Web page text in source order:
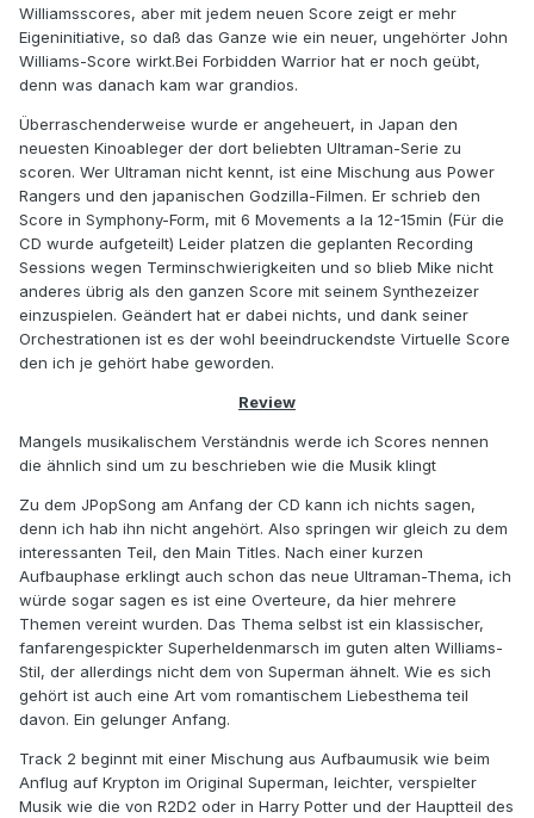
Williamsscores, aber mit jedem neuen Score zeigt er mehr
Eigeninitiative, so daß das Ganze wie ein neuer, ungehörter John
Williams-Score wirkt.Bei Forbidden Warrior hat er noch geübt,
denn was danach kam war grandios.
Überraschenderweise wurde er angeheuert, in Japan den
neuesten Kinoableger der dort beliebten Ultraman-Serie zu
scoren. Wer Ultraman nicht kennt, ist eine Mischung aus Power
Rangers und den japanischen Godzilla-Filmen. Er schrieb den
Score in Symphony-Form, mit 6 Movements a la 12-15min (Für die
CD wurde aufgeteilt) Leider platzen die geplanten Recording
Sessions wegen Terminschwierigkeiten und so blieb Mike nicht
anderes übrig als den ganzen Score mit seinem Synthezeizer
einzuspielen. Geändert hat er dabei nichts, und dank seiner
Orchestrationen ist es der wohl beeindruckendste Virtuelle Score
den ich je gehört habe geworden.
Review
Mangels musikalischem Verständnis werde ich Scores nennen
die ähnlich sind um zu beschrieben wie die Musik klingt
Zu dem JPopSong am Anfang der CD kann ich nichts sagen,
denn ich hab ihn nicht angehört. Also springen wir gleich zu dem
interessanten Teil, den Main Titles. Nach einer kurzen
Aufbauphase erklingt auch schon das neue Ultraman-Thema, ich
würde sogar sagen es ist eine Overteure, da hier mehrere
Themen vereint wurden. Das Thema selbst ist ein klassischer,
fanfarengespickter Superheldenmarsch im guten alten Williams-
Stil, der allerdings nicht dem von Superman ähnelt. Wie es sich
gehört ist auch eine Art vom romantischem Liebesthema teil
davon. Ein gelunger Anfang.
Track 2 beginnt mit einer Mischung aus Aufbaumusik wie beim
Anflug auf Krypton im Original Superman, leichter, verspielter
Musik wie die von R2D2 oder in Harry Potter und der Hauptteil des